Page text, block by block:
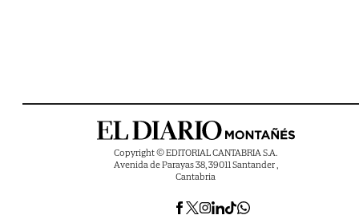
Copyright © EDITORIAL CANTABRIA S.A.
Avenida de Parayas 38, 39011 Santander ,
Cantabria